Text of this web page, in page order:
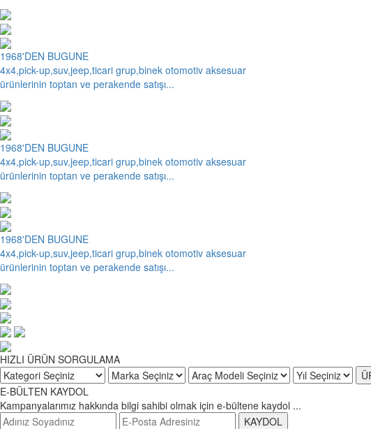
1968'DEN BUGUNE
4x4,pick-up,suv,jeep,ticari grup,binek otomotiv aksesuar
ürünlerinin toptan ve perakende satışı...
1968'DEN BUGUNE
4x4,pick-up,suv,jeep,ticari grup,binek otomotiv aksesuar
ürünlerinin toptan ve perakende satışı...
1968'DEN BUGUNE
4x4,pick-up,suv,jeep,ticari grup,binek otomotiv aksesuar
ürünlerinin toptan ve perakende satışı...
HIZLI ÜRÜN SORGULAMA
E-BÜLTEN KAYDOL
Kampanyalarımız hakkında bilgi sahibi olmak için e-bültene kaydol ...
KAYDOL